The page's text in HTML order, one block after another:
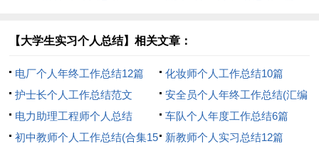
【大学生实习个人总结】相关文章：
电厂个人年终工作总结12篇
化妆师个人工作总结10篇
护士长个人工作总结范文
安全员个人年终工作总结(汇编
15篇)
电力助理工程师个人总结
车队个人年度工作总结6篇
初中教师个人工作总结(合集15
新教师个人实习总结12篇